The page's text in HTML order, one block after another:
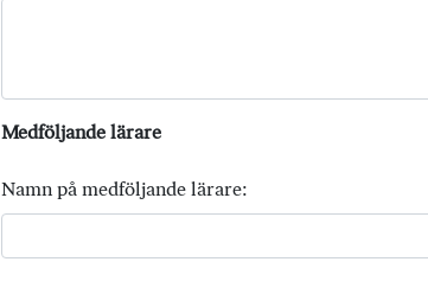
Medföljande lärare
Namn på medföljande lärare: